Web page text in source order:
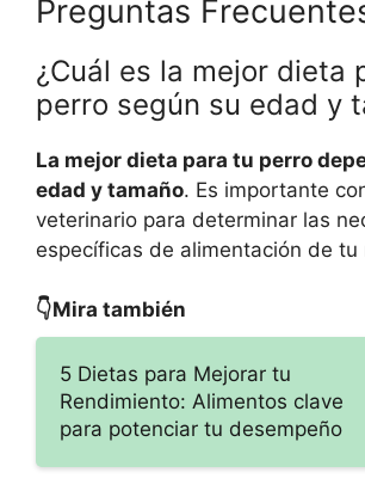
Preguntas
¿Cuál es la mejor dieta
perro según su edad y
La mejor dieta para tu perro
edad y tamaño. Es importante
veterinario para determinar las
específicas de alimentación de tu
👇Mira también
5 Dietas para Mejorar tu
Rendimiento: Alimentos clave
para potenciar tu desempeño